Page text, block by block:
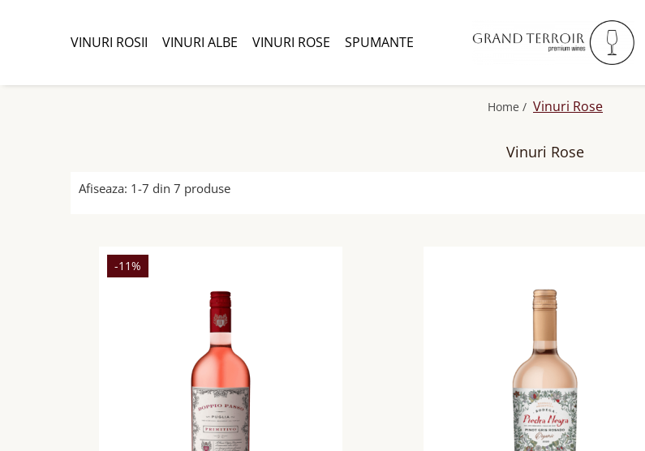
VINURI ROSII VINURI ALBE VINURI ROSE SPUMANTE
Home / Vinuri Rose
Vinuri Rose
Afiseaza: 1-7 din 7 produse
-11%